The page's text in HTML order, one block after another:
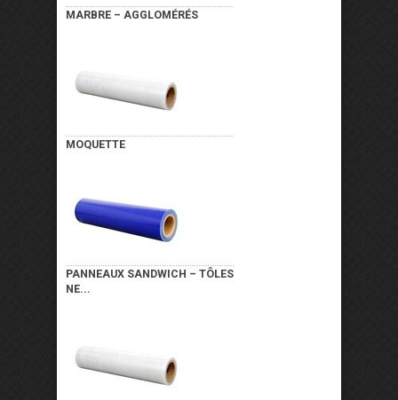
MARBRE – AGGLOMÉRÉS
MOQUETTE
PANNEAUX SANDWICH – TÔLES
NE...